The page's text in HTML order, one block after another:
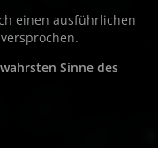
einen ausführlichen
Sinne des